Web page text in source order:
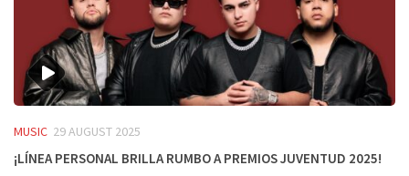
MUSIC 29 AUGUST 2025
¡Línea Personal brilla rumbo a Premios Juventud 2025!